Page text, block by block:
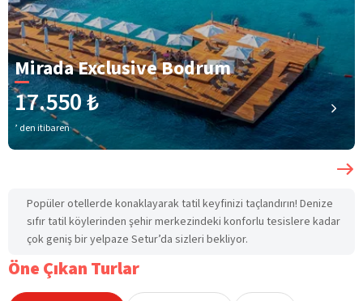
Mirada Exclusive Bodrum
17.550 ₺
’ den itibaren
Popüler otellerde konaklayarak tatil keyfinizi taçlandırın! Denize
sıfır tatil köylerinden şehir merkezindeki konforlu tesislere kadar
çok geniş bir yelpaze Setur’da sizleri bekliyor.
Öne Çıkan Turlar